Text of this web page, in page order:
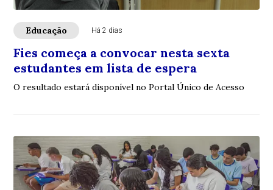
Educação Há 2 dias
Fies começa a convocar nesta sexta
estudantes em lista de espera
O resultado estará disponível no Portal Único de Acesso